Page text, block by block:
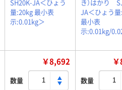
SH20K-JA＜ひょう
量:20kg 最小表
示:0.01kg＞
き）はかり
JA＜ひょう
最小表
示:0.01kg/
￥8,692
数量 数量